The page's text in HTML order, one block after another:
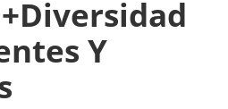
Y
Subir
Subir
Subir